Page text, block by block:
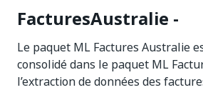
FacturesAustralie -
Le paquet ML Factures Australie
consolidé dans le paquet ML
l’extraction de données des